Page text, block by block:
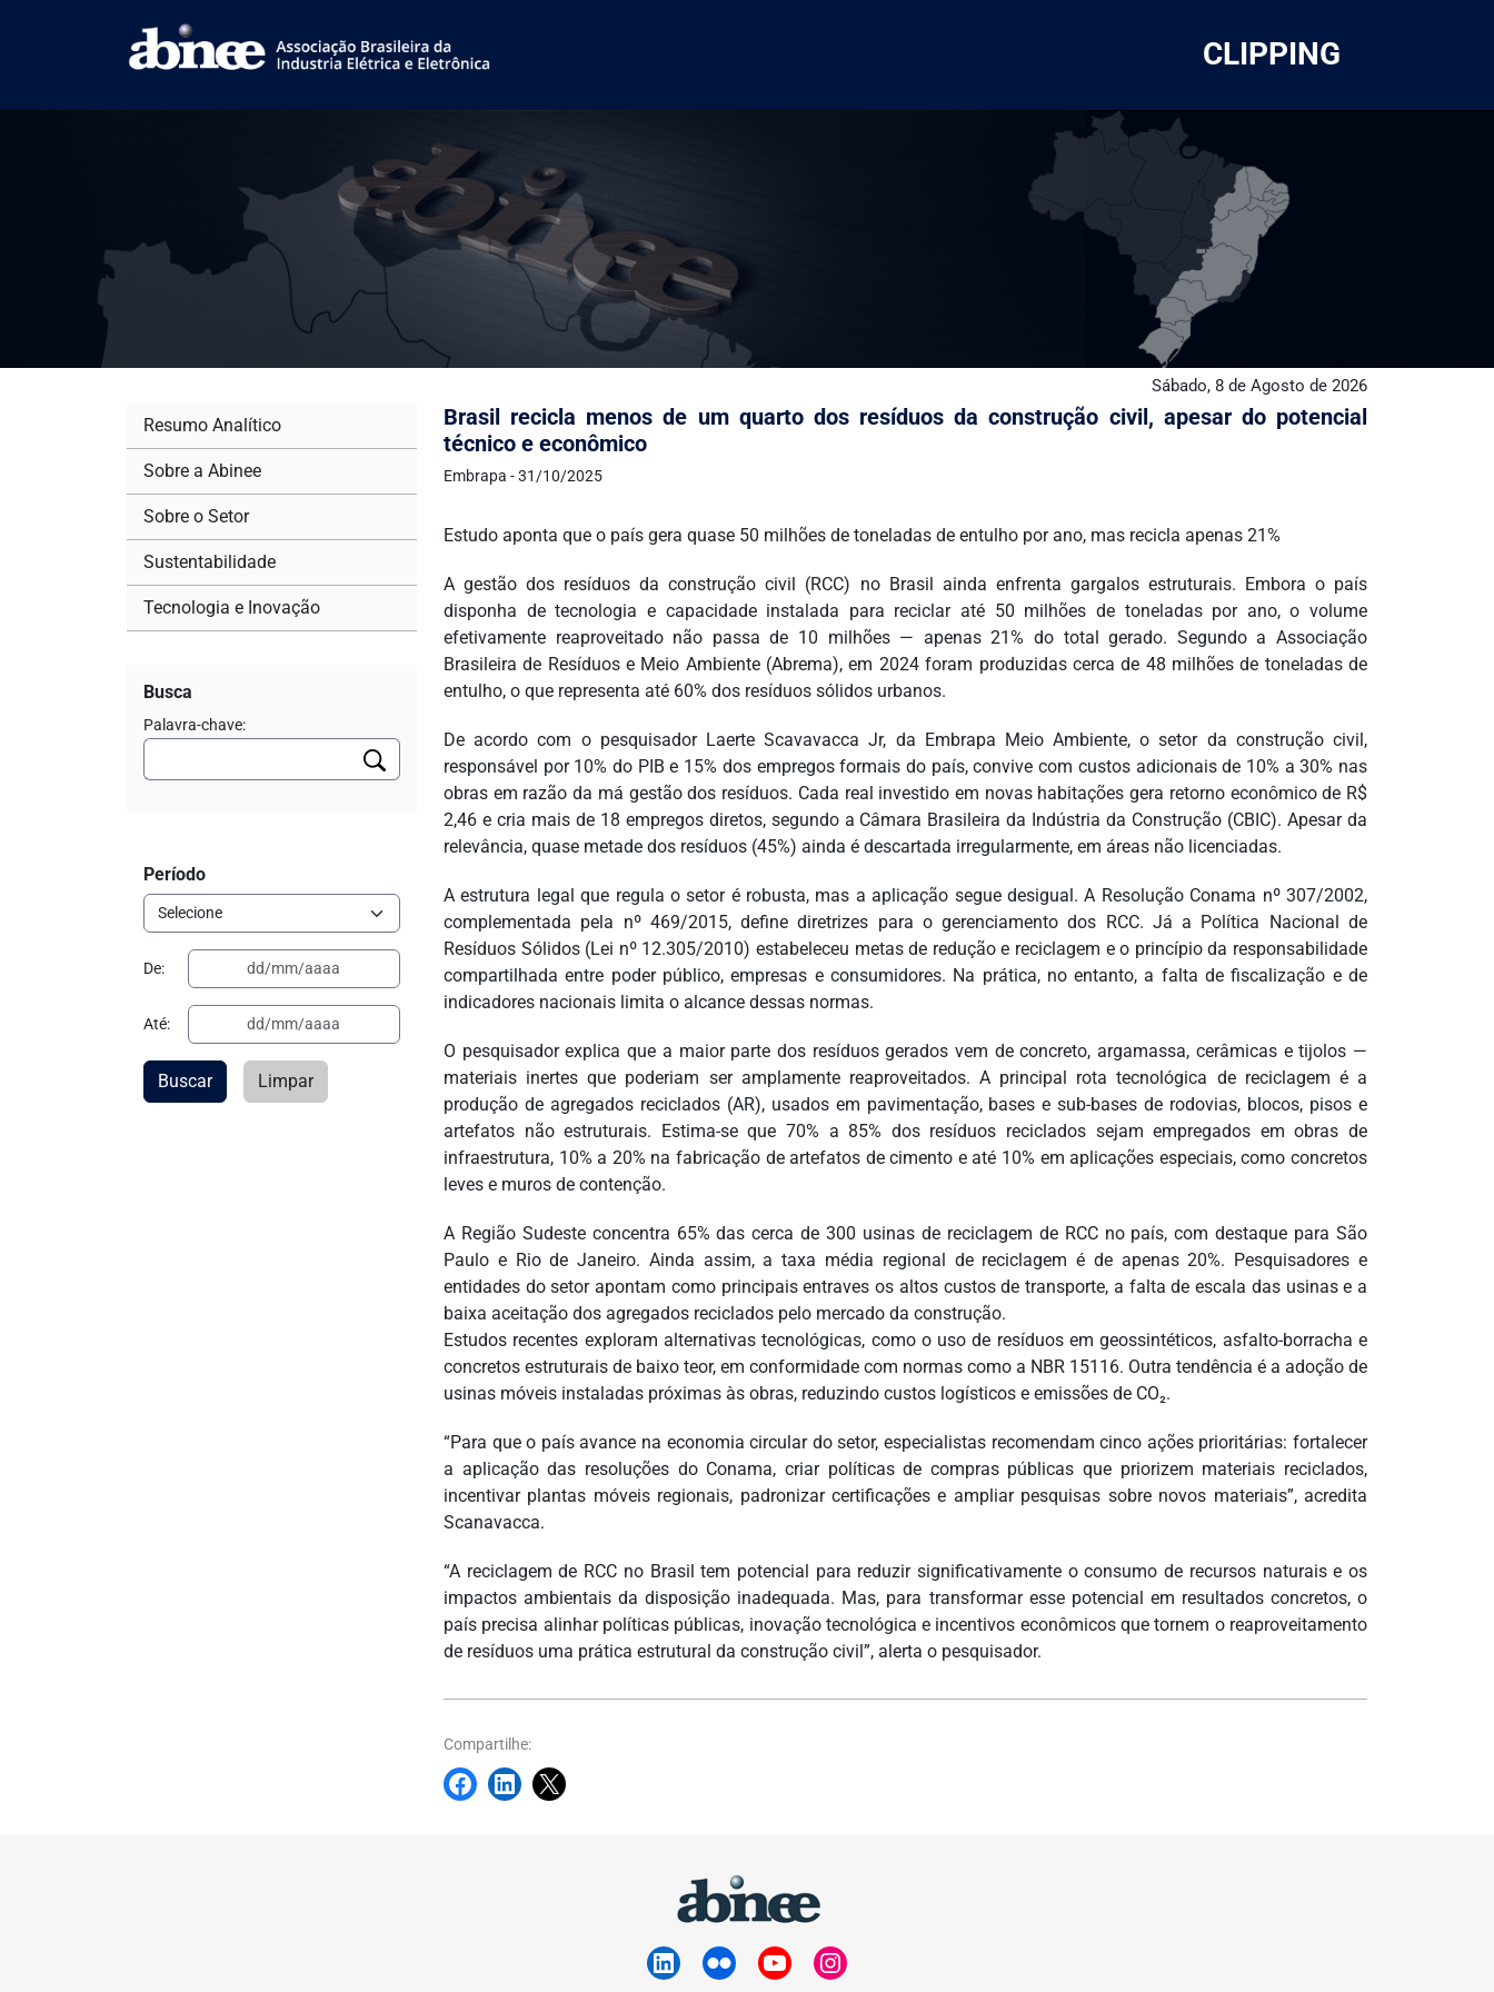
CLIPPING
Sábado, 8 de Agosto de 2026
Brasil recicla menos de um quarto dos resíduos da construção civil, apesar do potencial
técnico e econômico
Embrapa - 31/10/2025
Estudo aponta que o país gera quase 50 milhões de toneladas de entulho por ano, mas recicla apenas 21%
A gestão dos resíduos da construção civil (RCC) no Brasil ainda enfrenta gargalos estruturais. Embora o país
disponha de tecnologia e capacidade instalada para reciclar até 50 milhões de toneladas por ano, o volume
efetivamente reaproveitado não passa de 10 milhões — apenas 21% do total gerado. Segundo a Associação
Brasileira de Resíduos e Meio Ambiente (Abrema), em 2024 foram produzidas cerca de 48 milhões de toneladas de
entulho, o que representa até 60% dos resíduos sólidos urbanos.
De acordo com o pesquisador Laerte Scavavacca Jr, da Embrapa Meio Ambiente, o setor da construção civil,
responsável por 10% do PIB e 15% dos empregos formais do país, convive com custos adicionais de 10% a 30% nas
obras em razão da má gestão dos resíduos. Cada real investido em novas habitações gera retorno econômico de R$
2,46 e cria mais de 18 empregos diretos, segundo a Câmara Brasileira da Indústria da Construção (CBIC). Apesar da
relevância, quase metade dos resíduos (45%) ainda é descartada irregularmente, em áreas não licenciadas.
A estrutura legal que regula o setor é robusta, mas a aplicação segue desigual. A Resolução Conama nº 307/2002,
complementada pela nº 469/2015, define diretrizes para o gerenciamento dos RCC. Já a Política Nacional de
Resíduos Sólidos (Lei nº 12.305/2010) estabeleceu metas de redução e reciclagem e o princípio da responsabilidade
compartilhada entre poder público, empresas e consumidores. Na prática, no entanto, a falta de fiscalização e de
indicadores nacionais limita o alcance dessas normas.
O pesquisador explica que a maior parte dos resíduos gerados vem de concreto, argamassa, cerâmicas e tijolos —
materiais inertes que poderiam ser amplamente reaproveitados. A principal rota tecnológica de reciclagem é a
produção de agregados reciclados (AR), usados em pavimentação, bases e sub-bases de rodovias, blocos, pisos e
artefatos não estruturais. Estima-se que 70% a 85% dos resíduos reciclados sejam empregados em obras de
infraestrutura, 10% a 20% na fabricação de artefatos de cimento e até 10% em aplicações especiais, como concretos
leves e muros de contenção.
A Região Sudeste concentra 65% das cerca de 300 usinas de reciclagem de RCC no país, com destaque para São
Paulo e Rio de Janeiro. Ainda assim, a taxa média regional de reciclagem é de apenas 20%. Pesquisadores e
entidades do setor apontam como principais entraves os altos custos de transporte, a falta de escala das usinas e a
baixa aceitação dos agregados reciclados pelo mercado da construção.
Estudos recentes exploram alternativas tecnológicas, como o uso de resíduos em geossintéticos, asfalto-borracha e
concretos estruturais de baixo teor, em conformidade com normas como a NBR 15116. Outra tendência é a adoção de
usinas móveis instaladas próximas às obras, reduzindo custos logísticos e emissões de CO₂.
“Para que o país avance na economia circular do setor, especialistas recomendam cinco ações prioritárias: fortalecer
a aplicação das resoluções do Conama, criar políticas de compras públicas que priorizem materiais reciclados,
incentivar plantas móveis regionais, padronizar certificações e ampliar pesquisas sobre novos materiais”, acredita
Scanavacca.
“A reciclagem de RCC no Brasil tem potencial para reduzir significativamente o consumo de recursos naturais e os
impactos ambientais da disposição inadequada. Mas, para transformar esse potencial em resultados concretos, o
país precisa alinhar políticas públicas, inovação tecnológica e incentivos econômicos que tornem o reaproveitamento
de resíduos uma prática estrutural da construção civil”, alerta o pesquisador.
Compartilhe:
Resumo Analítico
Sobre a Abinee
Sobre o Setor
Sustentabilidade
Tecnologia e Inovação
Busca
Palavra-chave:
Período
De:
Até:
Buscar Limpar